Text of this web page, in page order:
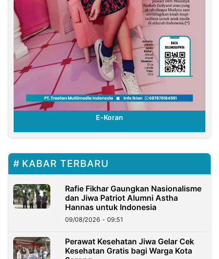
E-Koran
KABAR TERBARU
Rafie Fikhar Gaungkan Nasionalisme
dan Jiwa Patriot Alumni Astha
Hannas untuk Indonesia
09/08/2026 - 09:51
Perawat Kesehatan Jiwa Gelar Cek
Kesehatan Gratis bagi Warga Kota